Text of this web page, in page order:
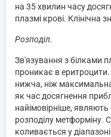
на 35 хвилин часу
плазмі крові. Клінічна
Розподіл.
Зв'язування з білками
проникає в
нижча, ніж максимальна
як час досягнення
найімовірніше,
розподілу метформіну.
коливається у